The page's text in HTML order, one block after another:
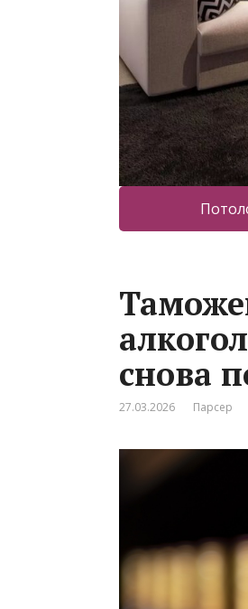
снова
27.03.2026 Парсер